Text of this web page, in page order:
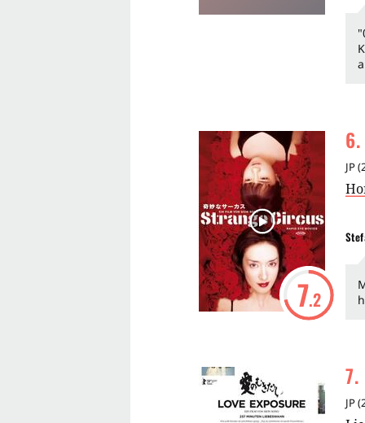
6.
JP(
7.2
7.
JP(